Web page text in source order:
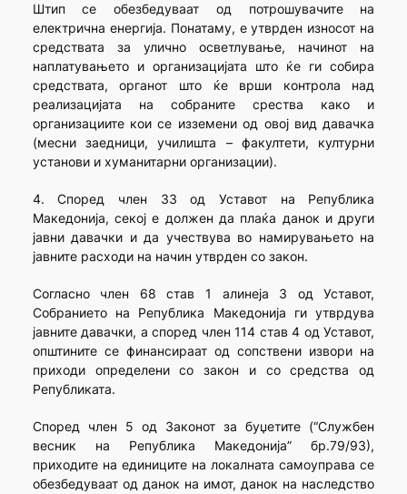
Штип се обезбедуваат од потрошувачите на
електрична енергија. Понатаму, е утврден износот на
средствата за улично осветлување, начинот на
наплатувањето и организацијата што ќе ги собира
средствата, органот што ќе врши контрола над
реализацијата на собраните срества како и
организациите кои се изземени од овој вид давачка
(месни заедници, училишта – факултети, културни
установи и хуманитарни организации).
4. Според член 33 од Уставот на Република
Македонија, секој е должен да плаќа данок и други
јавни давачки и да учествува во намирувањето на
јавните расходи на начин утврден со закон.
Согласно член 68 став 1 алинеја 3 од Уставот,
Собранието на Република Македонија ги утврдува
јавните давачки, а според член 114 став 4 од Уставот,
општините се финансираат од сопствени извори на
приходи определени со закон и со средства од
Републиката.
Според член 5 од Законот за буџетите (“Службен
весник на Република Македонија” бр.79/93),
приходите на единиците на локалната самоуправа се
обезбедуваат од данок на имот, данок на наследство